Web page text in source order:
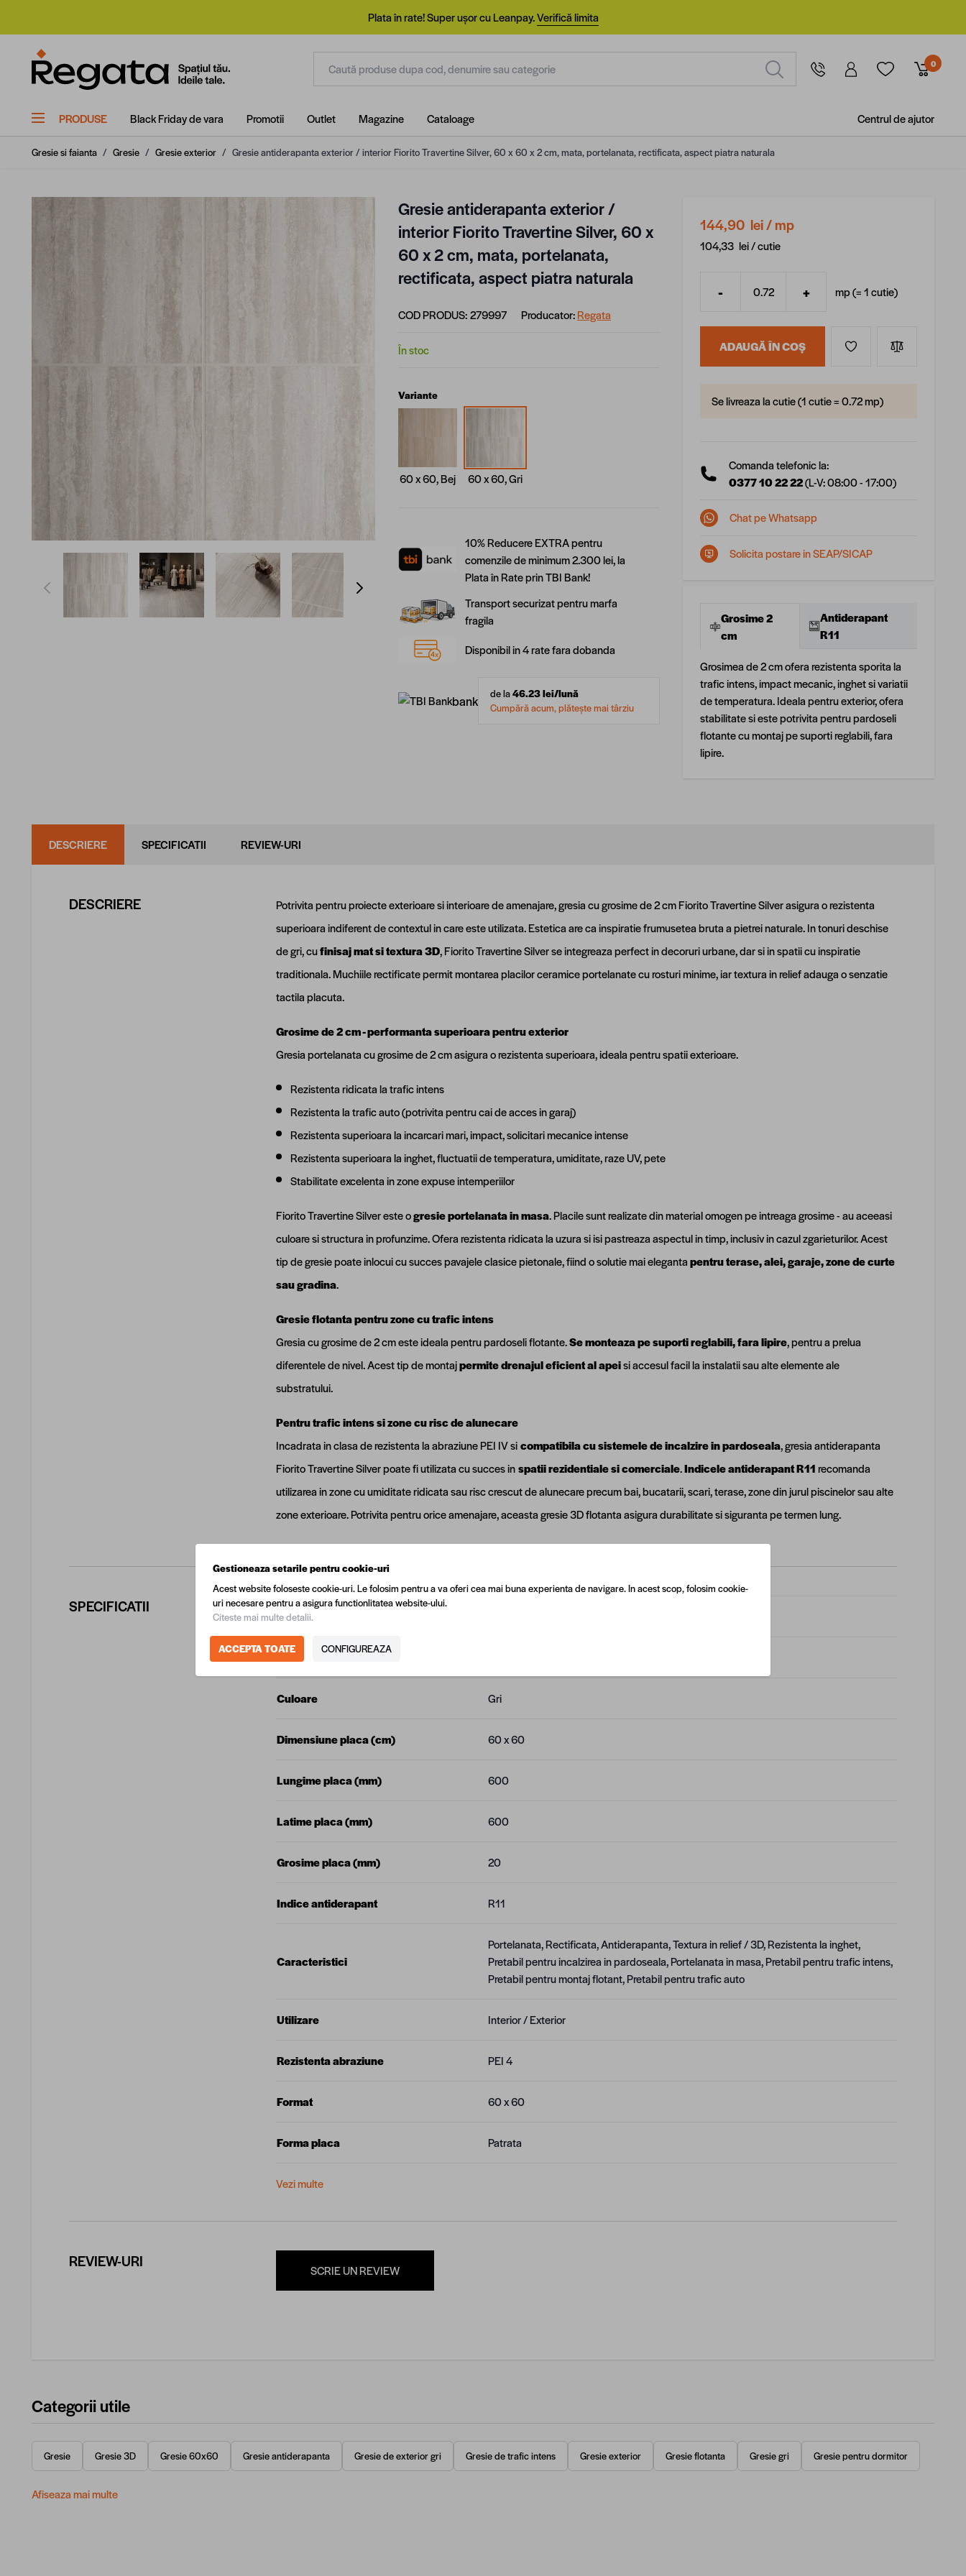
Plata în rate! Super ușor cu Leanpay.Verifică limita
0
PRODUSE Black Friday de vara Promotii Outlet Magazine Cataloage Centrul de ajutor
Gresie si faianta / Gresie / Gresie exterior / Gresie antiderapanta exterior / interior Fiorito Travertine Silver, 60 x 60 x 2 cm, mata, portelanata, rectificata, aspect piatra naturala
View larger imageView larger imageView larger image View larger imageView larger image
Gresie antiderapanta exterior /
interior Fiorito Travertine Silver, 60 x
60 x 2 cm, mata, portelanata,
rectificata, aspect piatra naturala
COD PRODUS:279997 Producator:Regata
În stoc
Variante
60 x 60, Bej 60 x 60, Gri
10% Reducere EXTRA pentru
comenzile de minimum 2.300 lei, la
Plata în Rate prin TBI Bank!
Transport securizat pentru marfa
fragila
Disponibil in 4 rate fara dobanda
bank de la46.23lei/lună
Cumpără acum, plătește mai târziu
144,90 lei/ mp
104,33 lei /cutie
Cantitate
- + mp (=1cutie)
ADAUGĂ ÎN COȘ
Se livreaza la cutie (1 cutie = 0.72 mp)
Comanda telefonic la:
0377 10 22 22(L-V: 08:00 - 17:00)
Chat pe Whatsapp
Solicita postare in SEAP/SICAP
Grosime 2
cm
Antiderapant
R11
Grosimea de 2 cm ofera rezistenta sporita la
trafic intens, impact mecanic, inghet si variatii
de temperatura. Ideala pentru exterior, ofera
stabilitate si este potrivita pentru pardoseli
flotante cu montaj pe suporti reglabili, fara
lipire.
DESCRIERE SPECIFICATII REVIEW-URI
DESCRIERE
Potrivita pentru proiecte exterioare si interioare de amenajare, gresia cu grosime de 2 cm Fiorito Travertine Silver asigura o rezistenta
superioara indiferent de contextul in care este utilizata. Estetica are ca inspiratie frumusetea bruta a pietrei naturale. In tonuri deschise
de gri, cufinisaj mat si textura 3D, Fiorito Travertine Silver se integreaza perfect in decoruri urbane, dar si in spatii cu inspiratie
traditionala. Muchiile rectificate permit montarea placilor ceramice portelanate cu rosturi minime, iar textura in relief adauga o senzatie
tactila placuta.
Grosime de 2 cm - performanta superioara pentru exterior
Gresia portelanata cu grosime de 2 cm asigura o rezistenta superioara, ideala pentru spatii exterioare.
Rezistenta ridicata la trafic intens
Rezistenta la trafic auto (potrivita pentru cai de acces in garaj)
Rezistenta superioara la incarcari mari, impact, solicitari mecanice intense
Rezistenta superioara la inghet, fluctuatii de temperatura, umiditate, raze UV, pete
Stabilitate excelenta in zone expuse intemperiilor
Fiorito Travertine Silver este ogresie portelanata in masa. Placile sunt realizate din material omogen pe intreaga grosime - au aceeasi
culoare si structura in profunzime. Ofera rezistenta ridicata la uzura si isi pastreaza aspectul in timp, inclusiv in cazul zgarieturilor. Acest
tip de gresie poate inlocui cu succes pavajele clasice pietonale, fiind o solutie mai elegantapentru terase, alei, garaje, zone de curte
sau gradina.
Gresie flotanta pentru zone cu trafic intens
Gresia cu grosime de 2 cm este ideala pentru pardoseli flotante.Se monteaza pe suporti reglabili, fara lipire, pentru a prelua
diferentele de nivel. Acest tip de montajpermite drenajul eficient al apeisi accesul facil la instalatii sau alte elemente ale
substratului.
Pentru trafic intens si zone cu risc de alunecare
Incadrata in clasa de rezistenta la abraziune PEI IV sicompatibila cu sistemele de incalzire in pardoseala, gresia antiderapanta
Fiorito Travertine Silver poate fi utilizata cu succes inspatii rezidentiale si comerciale.Indicele antiderapant R11recomanda
utilizarea in zone cu umiditate ridicata sau risc crescut de alunecare precum bai, bucatarii, scari, terase, zone din jurul piscinelor sau alte
zone exterioare. Potrivita pentru orice amenajare, aceasta gresie 3D flotanta asigura durabilitate si siguranta pe termen lung.
SPECIFICATII
COD EAN
Producator
Culoare Gri
Dimensiune placa (cm) 60 x 60
Lungime placa (mm) 600
Latime placa (mm) 600
Grosime placa (mm) 20
Indice antiderapant R11
Caracteristici
Portelanata, Rectificata, Antiderapanta, Textura in relief / 3D, Rezistenta la inghet,
Pretabil pentru incalzirea in pardoseala, Portelanata in masa, Pretabil pentru trafic intens,
Pretabil pentru montaj flotant, Pretabil pentru trafic auto
Utilizare Interior / Exterior
Rezistenta abraziune PEI 4
Format 60 x 60
Forma placa Patrata
Vezi multe
REVIEW-URI SCRIE UN REVIEW
Categorii utile
Gresie Gresie 3D Gresie 60x60 Gresie antiderapanta Gresie de exterior gri Gresie de trafic intens Gresie exterior Gresie flotanta Gresie gri Gresie pentru dormitor
Afiseaza mai multe
Gestioneaza setarile pentru cookie-uri
Acest website foloseste cookie-uri. Le folosim pentru a va oferi cea mai buna experienta de navigare. In acest scop, folosim cookie-
uri necesare pentru a asigura functionlitatea website-ului.
Citeste mai multe detalii.
ACCEPTA TOATE CONFIGUREAZA